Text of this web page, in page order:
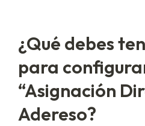
¿Qué debes
para
“Asignación
Adereso?